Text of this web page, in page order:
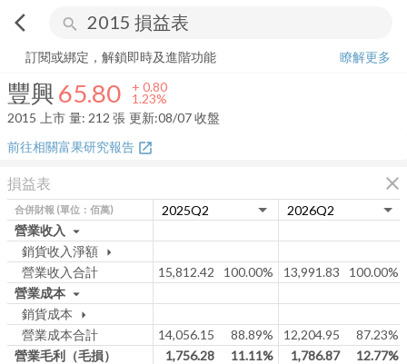
arrow_back_ios search
豐興 65.80+ 1.23%
訂閱或綁定，解鎖即時及進階功能
瞭解更多
豐興65.80 + 0.80
1.23%
2015
上市 量: 212 張 更新:08/07 收盤
前往相關富果研究報告 open_in_new
損益表 close
合併財報 (單位：佰萬)
營業收入 arrow_drop_down
銷貨收入淨額 arrow_drop_down
營業收入合計 15,812.42 100.00% 13,991.83
100.00%
營業成本 arrow_drop_down
銷貨成本 arrow_drop_down
營業成本合計 14,056.15 88.89% 12,204.95
87.23%
營業毛利（毛損）
1,756.28 11.11% 1,786.87
12.77%